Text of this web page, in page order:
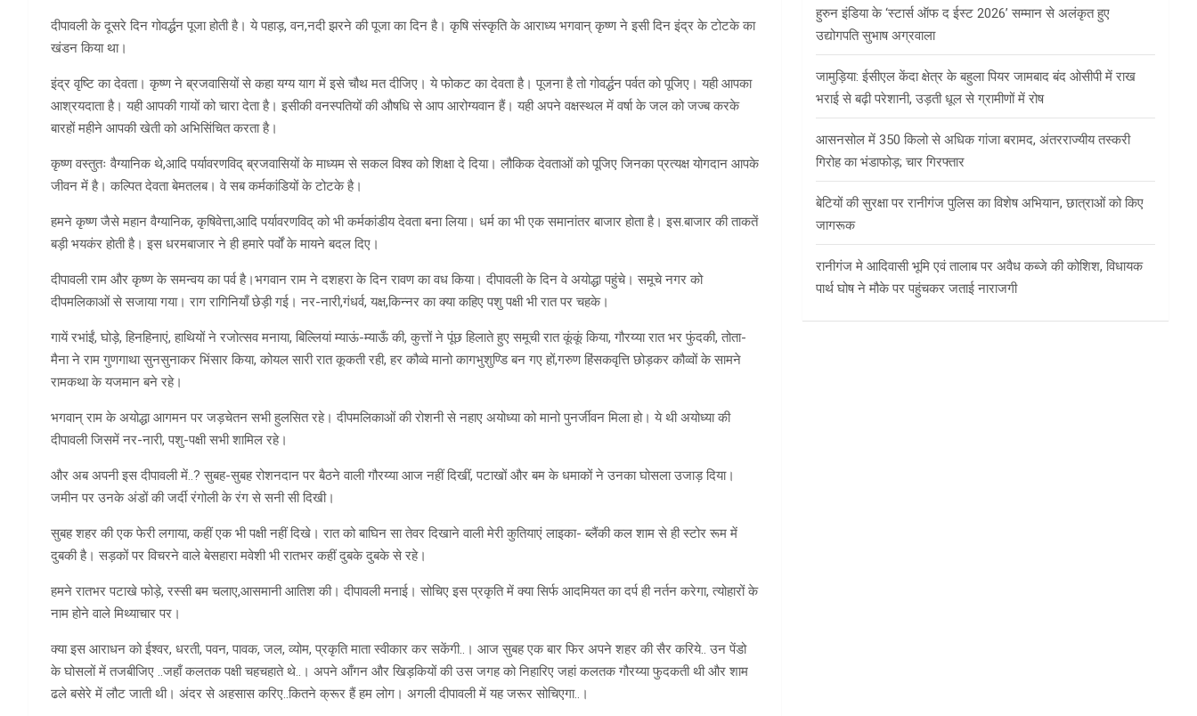
दीपावली के दूसरे दिन गोवर्द्धन पूजा होती है। ये पहाड़, वन,नदी झरने की पूजा का दिन है। कृषि संस्कृति के आराध्य भगवान् कृष्ण ने इसी दिन इंद्र के टोटके का
खंडन किया था।
इंद्र वृष्टि का देवता। कृष्ण ने ब्रजवासियों से कहा यग्य याग में इसे चौथ मत दीजिए। ये फोकट का देवता है। पूजना है तो गोवर्द्धन पर्वत को पूजिए। यही आपका
आश्रयदाता है। यही आपकी गायों को चारा देता है। इसीकी वनस्पतियों की औषधि से आप आरोग्यवान हैं। यही अपने वक्षस्थल में वर्षा के जल को जज्ब करके
बारहों महीने आपकी खेती को अभिसिंचित करता है।
कृष्ण वस्तुतः वैग्यानिक थे,आदि पर्यावरणविद् ब्रजवासियों के माध्यम से सकल विश्व को शिक्षा दे दिया। लौकिक देवताओं को पूजिए जिनका प्रत्यक्ष योगदान आपके
जीवन में है। कल्पित देवता बेमतलब। वे सब कर्मकांडियों के टोटके है।
हमने कृष्ण जैसे महान वैग्यानिक, कृषिवेत्ता,आदि पर्यावरणविद् को भी कर्मकांडीय देवता बना लिया। धर्म का भी एक समानांतर बाजार होता है। इस.बाजार की ताकतें
बड़ी भयकंर होती है। इस धरमबाजार ने ही हमारे पर्वों के मायने बदल दिए।
दीपावली राम और कृष्ण के समन्वय का पर्व है।भगवान राम ने दशहरा के दिन रावण का वध किया। दीपावली के दिन वे अयोद्धा पहुंचे। समूचे नगर को
दीपमलिकाओं से सजाया गया। राग रागिनियाँ छेड़ी गई। नर-नारी,गंधर्व, यक्ष,किन्नर का क्या कहिए पशु पक्षी भी रात पर चहके।
गायें रभांईं, घोड़े, हिनहिनाएं, हाथियों ने रजोत्सव मनाया, बिल्लियां म्याऊं-म्याऊँ की, कुत्तों ने पूंछ हिलाते हुए समूची रात कूंकूं किया, गौरय्या रात भर फुंदकी, तोता-
मैना ने राम गुणगाथा सुनसुनाकर भिंसार किया, कोयल सारी रात कूकती रही, हर कौव्वे मानो कागभुशुण्डि बन गए हों,गरुण हिंसकवृत्ति छोड़कर कौव्वों के सामने
रामकथा के यजमान बने रहे।
भगवान् राम के अयोद्धा आगमन पर जड़चेतन सभी हुलसित रहे। दीपमलिकाओं की रोशनी से नहाए अयोध्या को मानो पुनर्जीवन मिला हो। ये थी अयोध्या की
दीपावली जिसमें नर-नारी, पशु-पक्षी सभी शामिल रहे।
और अब अपनी इस दीपावली में..? सुबह-सुबह रोशनदान पर बैठने वाली गौरय्या आज नहीं दिखीं, पटाखों और बम के धमाकों ने उनका घोसला उजाड़ दिया।
जमीन पर उनके अंडों की जर्दी रंगोली के रंग से सनी सी दिखी।
सुबह शहर की एक फेरी लगाया, कहीं एक भी पक्षी नहीं दिखे। रात को बाघिन सा तेवर दिखाने वाली मेरी कुतियाएं लाइका- ब्लैंकी कल शाम से ही स्टोर रूम में
दुबकी है। सड़कों पर विचरने वाले बेसहारा मवेशी भी रातभर कहीं दुबके दुबके से रहे।
हमने रातभर पटाखे फोड़े, रस्सी बम चलाए,आसमानी आतिश की। दीपावली मनाई। सोचिए इस प्रकृति में क्या सिर्फ आदमियत का दर्प ही नर्तन करेगा, त्योहारों के
नाम होने वाले मिथ्याचार पर।
क्या इस आराधन को ईश्वर, धरती, पवन, पावक, जल, व्योम, प्रकृति माता स्वीकार कर सकेंगी..। आज सुबह एक बार फिर अपने शहर की सैर करिये.. उन पेंडो
के घोसलों में तजबीजिए ..जहाँ कलतक पक्षी चहचहाते थे..। अपने आँगन और खिड़कियों की उस जगह को निहारिए जहां कलतक गौरय्या फुदकती थी और शाम
ढले बसेरे में लौट जाती थी। अंदर से अहसास करिए..कितने क्रूर हैं हम लोग। अगली दीपावली में यह जरूर सोचिएगा..।
हुरुन इंडिया के ‘स्टार्स ऑफ द ईस्ट 2026’ सम्मान से अलंकृत हुए
उद्योगपति सुभाष अग्रवाला
जामुड़िया: ईसीएल केंदा क्षेत्र के बहुला पियर जामबाद बंद ओसीपी में राख
भराई से बढ़ी परेशानी, उड़ती धूल से ग्रामीणों में रोष
आसनसोल में 350 किलो से अधिक गांजा बरामद, अंतरराज्यीय तस्करी
गिरोह का भंडाफोड़; चार गिरफ्तार
बेटियों की सुरक्षा पर रानीगंज पुलिस का विशेष अभियान, छात्राओं को किए
जागरूक
रानीगंज मे आदिवासी भूमि एवं तालाब पर अवैध कब्जे की कोशिश, विधायक
पार्थ घोष ने मौके पर पहुंचकर जताई नाराजगी